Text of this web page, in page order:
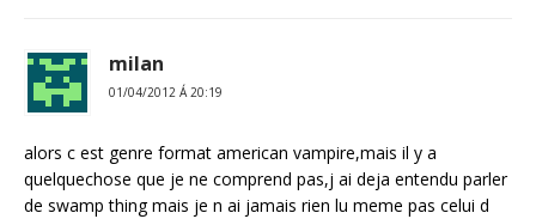
milan
01/04/2012 Á 20:19
alors c est genre format american vampire,mais il y a
quelquechose que je ne comprend pas,j ai deja entendu parler
de swamp thing mais je n ai jamais rien lu meme pas celui d